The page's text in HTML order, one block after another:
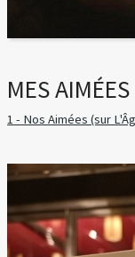
MES
1 - Nos Aimées (sur